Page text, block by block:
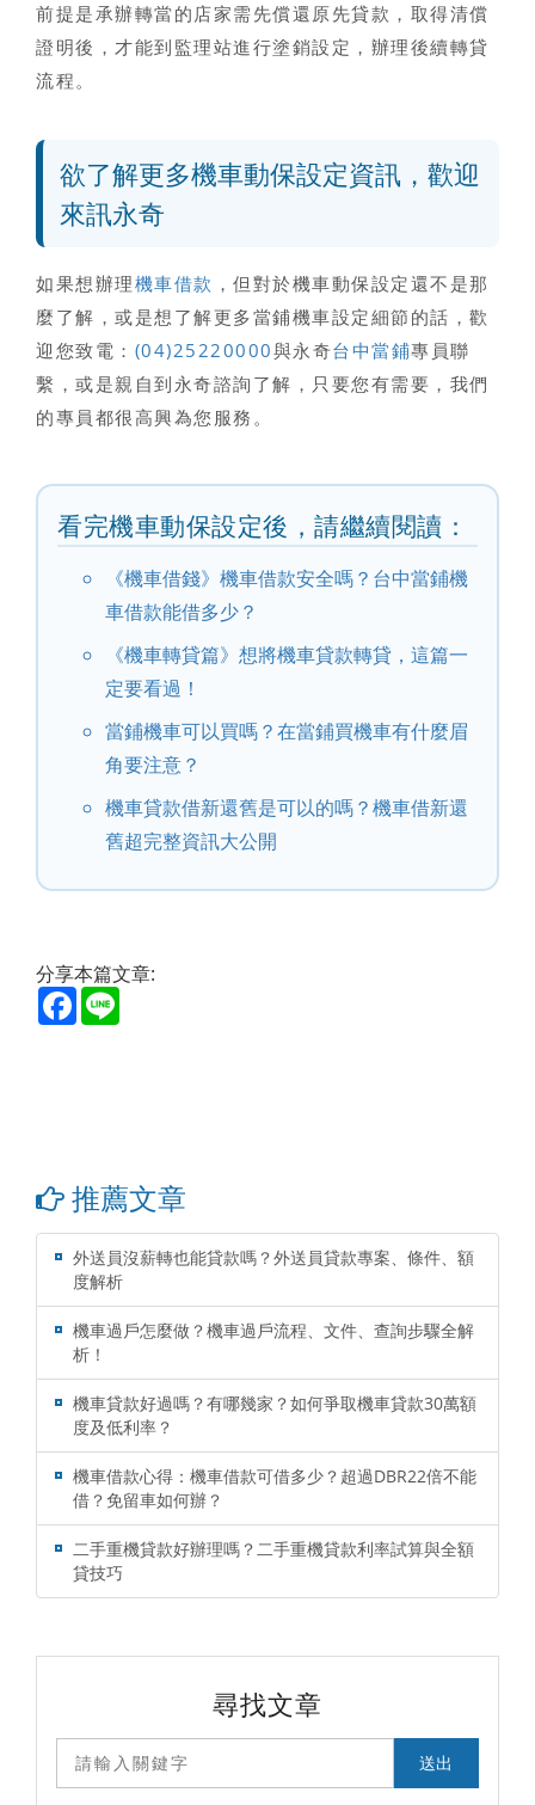
前提是承辦轉當的店家需先償還原先貸款，取得清償
證明後，才能到監理站進行塗銷設定，辦理後續轉貸
流程。
欲了解更多機車動保設定資訊，歡迎
來訊永奇
如果想辦理機車借款 ，但對於機車動保設定還不是那
麼了解，或是想了解更多當鋪機車設定細節的話，歡
迎您致電： (04)25220000與永奇台中當鋪專員聯
繫，或是親自到永奇諮詢了解，只要您有需要，我們
的專員都很高興為您服務。
看完機車動保設定後，請繼續閱讀：
《機車借錢》機車借款安全嗎？台中當鋪機
車借款能借多少？
《機車轉貸篇》想將機車貸款轉貸，這篇一
定要看過！
當鋪機車可以買嗎？在當鋪買機車有什麼眉
角要注意？
機車貸款借新還舊是可以的嗎？機車借新還
舊超完整資訊大公開
分享本篇文章:
Facebook
推薦文章
外送員沒薪轉也能貸款嗎？外送員貸款專案、條件、額
度解析
機車過戶怎麼做？機車過戶流程、文件、查詢步驟全解
析！
機車貸款好過嗎？有哪幾家？如何爭取機車貸款30萬額
度及低利率？
機車借款心得：機車借款可借多少？超過DBR22倍不能
借？免留車如何辦？
二手重機貸款好辦理嗎？二手重機貸款利率試算與全額
貸技巧
尋找文章